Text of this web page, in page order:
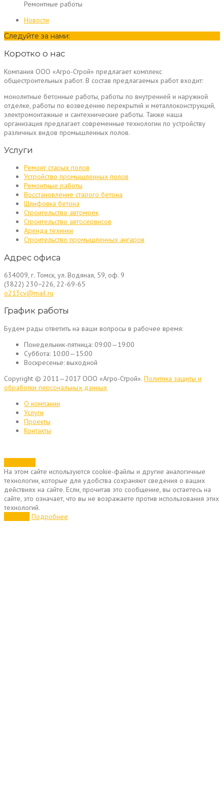
Ремонтные работы
Новости
Следуйте за нами:
Коротко о нас
Компания ООО «Агро-Строй» предлагает комплекс
общестроительных работ. В состав предлагаемых работ входит:
монолитные бетонные работы, работы по внутренней и наружной
отделке, работы по возведению перекрытий и металлоконструкций,
электромонтажные и сантехнические работы. Также наша
организация предлагает современные технологии по устройству
различных видов промышленных полов.
Услуги
Ремонт старых полов
Устройство промышленных полов
Ремонтные работы
Восстановление старого бетона
Шлифовка бетона
Строительство автомоек
Строительство автосервисов
Аренда техники
Строительство промышленных ангаров
Адрес офиса
634009, г. Томск, ул. Водяная, 59, оф. 9
(3822) 230−226, 22-69-65
o213cv@mail.ru
График работы
Будем рады ответить на ваши вопросы в рабочее время:
Понедельник-пятница: 09:00—19:00
Суббота: 10:00—15:00
Воскресенье: выходной
Copyright © 2011—2017 ООО «Агро-Строй». Политика защиты и
обработки персональных данных
О компании
Услуги
Проекты
Контакты
На этом сайте используются cookie-файлы и другие аналогичные
технологии, которые для удобства сохраняют сведения о ваших
действиях на сайте. Если, прочитав это сообщение, вы остаетесь на
сайте, это означает, что вы не возражаете против использования этих
технологий.
Подробнее